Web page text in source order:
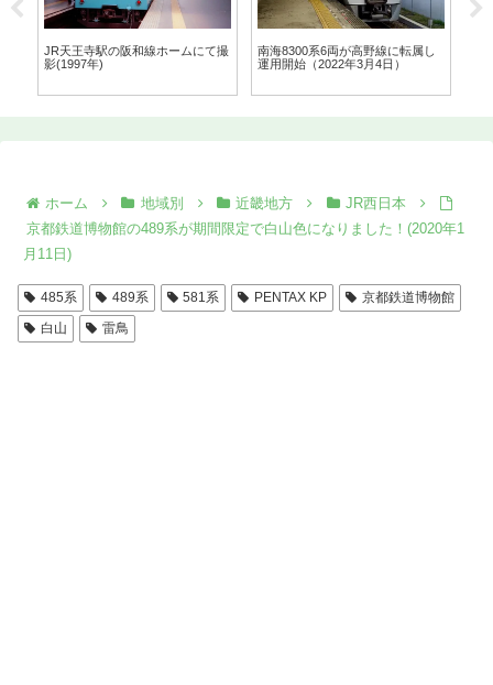
南海本線「箱の浦カーブ」での撮
影とせんなん里海公園（2020年6
さようなら21000系！1997年の千
代田工場公開にて（1997年）
ホーム 地域別 近畿地方
JR西日本
京都鉄道博物館の489系が期間限定で白山色になりました！(2020年1
月11日)
485系 489系 581系 PENTAX KP
京都鉄道博物館
白山
雷鳥